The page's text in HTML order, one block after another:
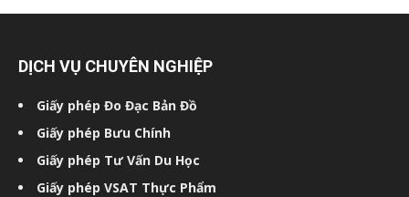
DỊCH VỤ CHUYÊN NGHIỆP
Giấy phép Đo Đạc Bản Đồ
Giấy phép Bưu Chính
Giấy phép Tư Vấn Du Học
Giấy phép VSAT Thực Phẩm